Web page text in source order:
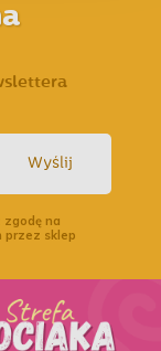
Wyślij
zgodę na
przez sklep